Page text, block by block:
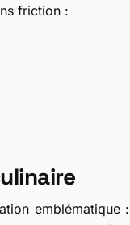
friction :
emblématique :